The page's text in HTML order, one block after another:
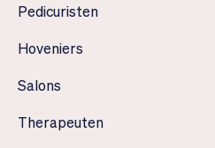
Pedicuristen
Hoveniers
Salons
Therapeuten